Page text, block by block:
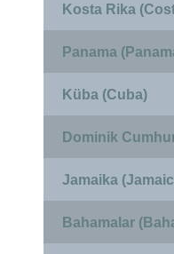
Kosta Rika
Panama
Küba (Cuba)
Dominik
Jamaika
Bahamalar